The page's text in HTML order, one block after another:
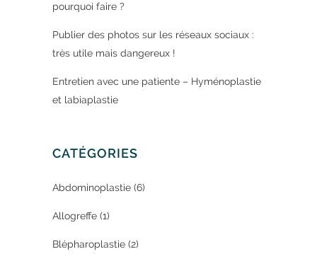
pourquoi faire ?
Publier des photos sur les réseaux sociaux :
très utile mais dangereux !
Entretien avec une patiente – Hyménoplastie
et labiaplastie
CATÉGORIES
Abdominoplastie (6)
Allogreffe (1)
Blépharoplastie (2)